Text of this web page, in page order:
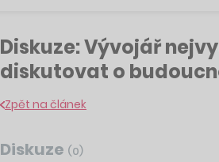
Diskuze: Vývojář
diskutovat o
Zpět na článek
Diskuze (0)